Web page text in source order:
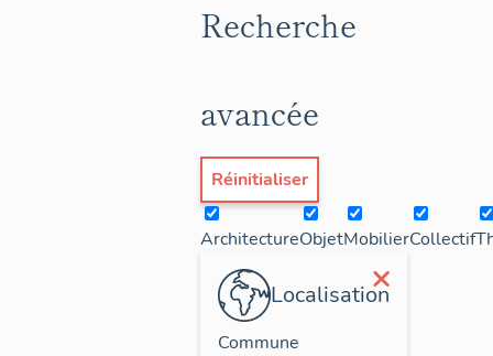
Recherche
avancée
Réinitialiser
ArchitectureObjetMobilierCollectif
×
Localisation
Commune